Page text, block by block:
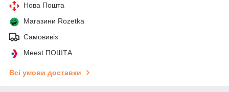
Нова Пошта
Магазини Rozetka
Самовивіз
Meest ПОШТА
Всі умови доставки